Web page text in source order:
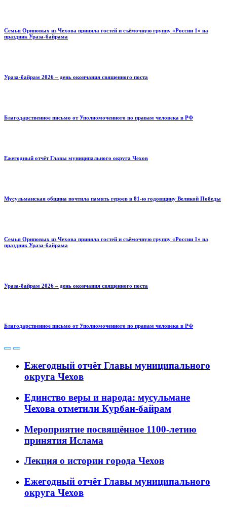
Семья Ориповых из Чехова приняла гостей и съёмочную группу «России 1» на
праздник Ураза-байрама
Ураза-байрам 2026 – день окончания священного поста
Благодарственное письмо от Уполномоченного по правам человека в РФ
Ежегодный отчёт Главы муниципального округа Чехов
Мусульманская община почтила память героев в 81-ю годовщину Великой Победы
Семья Ориповых из Чехова приняла гостей и съёмочную группу «России 1» на
праздник Ураза-байрама
Ураза-байрам 2026 – день окончания священного поста
Благодарственное письмо от Уполномоченного по правам человека в РФ
Ежегодный отчёт Главы муниципального
округа Чехов
Единство веры и народа: мусульмане
Чехова отметили Курбан-байрам
Мероприятие посвящённое 1100-летию
принятия Ислама
Лекция о истории города Чехов
Ежегодный отчёт Главы муниципального
округа Чехов